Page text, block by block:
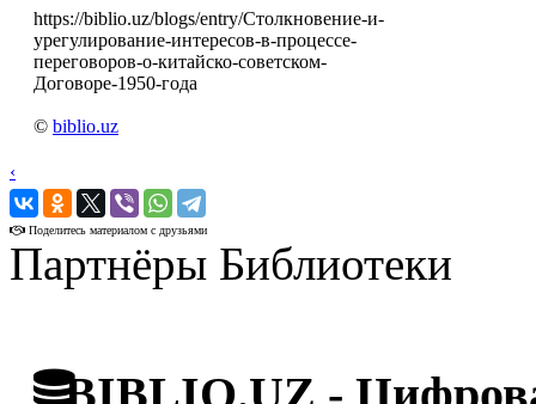
https://biblio.uz/blogs/entry/Столкновение-и-
урегулирование-интересов-в-процессе-
переговоров-о-китайско-советском-
Договоре-1950-года
© biblio.uz
‹
›
Поделитесь материалом с друзьями
Партнёры Библиотеки